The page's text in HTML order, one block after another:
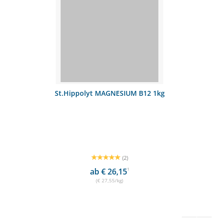
St.Hippolyt MAGNESIUM B12 1kg
(2)
ab € 26,151
(€ 27,55/kg)